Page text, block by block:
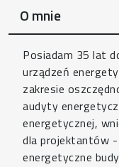
O mnie
Posiadam 35 lat
urządzeń
zakresie
audyty
energetycznej,
dla projektantów
energetyczne